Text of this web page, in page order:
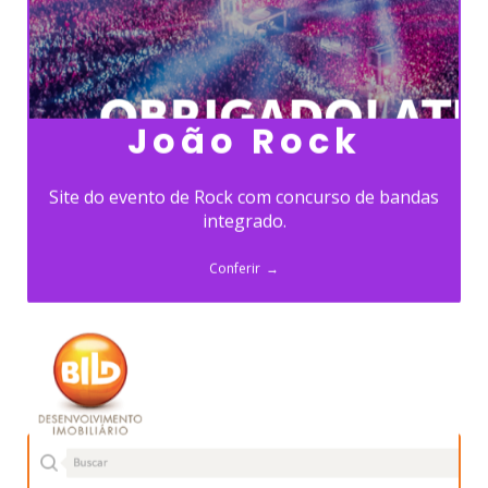
João Rock
Site do evento de Rock com concurso de bandas
integrado.
Conferir